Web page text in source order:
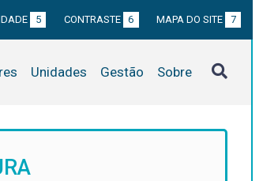
5 CONTRASTE 6 MAPA DO SITE 7
Unidades Gestão Sobre